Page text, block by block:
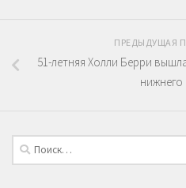
ПРЕДЫДУЩАЯ
51-летняя Холли Берри
нижнего
Найти: